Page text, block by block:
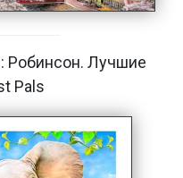
Робинсон. Лучшие
Pals